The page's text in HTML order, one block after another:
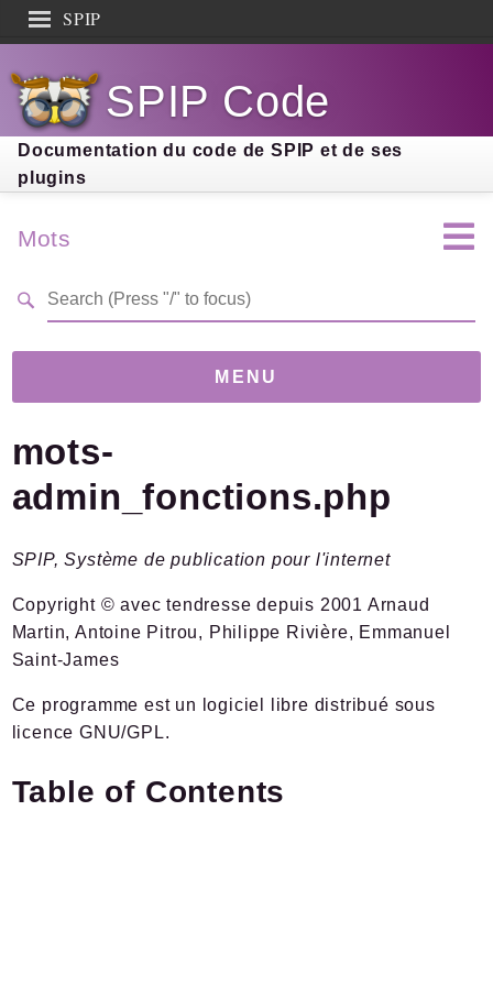
SPIP
Documentation
Contribution
Entraide
Découverte
SPIP Code
Documentation du code de SPIP et de ses
plugins
Mots
MENU
Version5.0.0-dev
Links
Forge
Namespaces
Spip / Plugin
Mots
Packages
SPIP / Mots
mots-
admin_fonctions.php
SPIP, Système de publication pour l'internet
Copyright © avec tendresse depuis 2001 Arnaud
Martin, Antoine Pitrou, Philippe Rivière, Emmanuel
Saint-James
Ce programme est un logiciel libre distribué sous
licence GNU/GPL.
Table of Contents
Search results